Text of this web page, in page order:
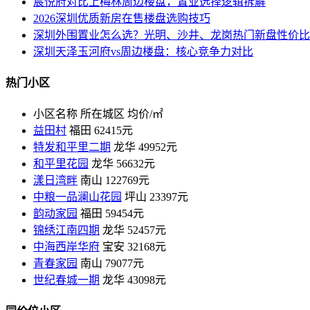
2026深圳优质新房在售楼盘选购技巧
深圳外围置业怎么选？光明、沙井、龙岗热门新盘性价
深圳天泽玉河府vs周边楼盘：核心竞争力对比
热门小区
小区名称 所在城区 均价/㎡
益田村 福田 62415元
特发和平里二期 龙华 49952元
和平里花园 龙华 56632元
漾日湾畔 南山 122769元
中粮一品澜山花园 坪山 23397元
韵动家园 福田 59454元
锦绣江南四期 龙华 52457元
中海西岸华府 宝安 32168元
青春家园 南山 79077元
世纪春城一期 龙华 43098元